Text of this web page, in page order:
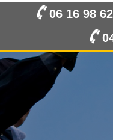
06 16 98